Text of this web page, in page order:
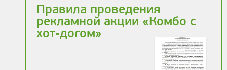
Правила проведения
рекламной акции «Комбо с
хот-догом»